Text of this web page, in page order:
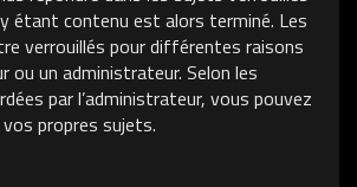
étant contenu est alors terminé. Les
verrouillés pour différentes raisons
ou un administrateur. Selon les
par l’administrateur, vous pouvez
propres sujets.